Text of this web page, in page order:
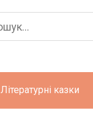
Літературні казки